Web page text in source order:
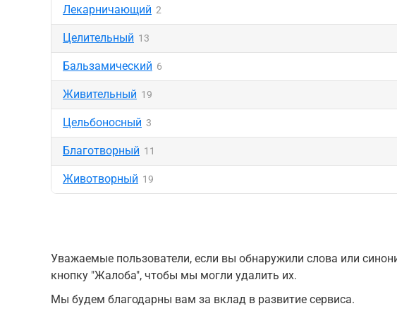
Лекарничающий 2
Целительный 13
Бальзамический 6
Живительный 19
Цельбоносный 3
Благотворный 11
Животворный 19
Уважаемые пользователи, если вы обнаружили слова или
кнопку "Жалоба", чтобы мы могли удалить их.
Мы будем благодарны вам за вклад в развитие сервиса.